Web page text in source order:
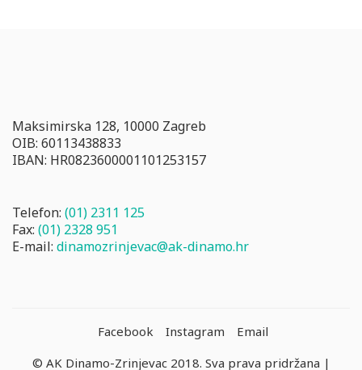
Maksimirska 128, 10000 Zagreb
OIB: 60113438833
IBAN: HR0823600001101253157
Telefon: (01) 2311 125
Fax: (01) 2328 951
E-mail: dinamozrinjevac@ak-dinamo.hr
Facebook Instagram
Email
© AK Dinamo-Zrinjevac 2018. Sva prava pridržana |